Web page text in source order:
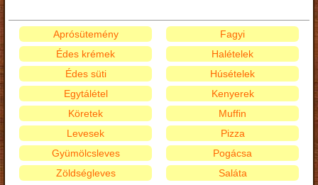
Aprósütemény
Édes krémek
Édes süti
Egytálétel
Fagyi
Halételek
Húsételek
Kenyerek
Köretek
Levesek
Gyümölcsleves
Zöldségleves
Muffin
Pizza
Pogácsa
Saláta